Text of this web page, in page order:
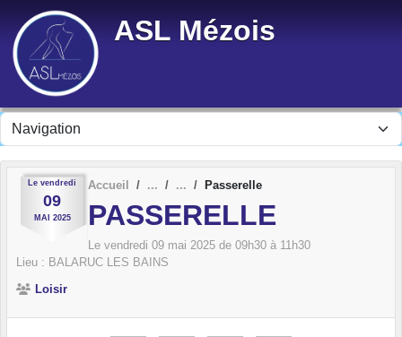
ASL Mézois
Le vendredi
09
MAI 2025
Accueil Passerelle
PASSERELLE
Le vendredi 09 mai 2025 de 09h30 à 11h30
Lieu : BALARUC LES BAINS
Loisir
Panneau de gestion des cookies